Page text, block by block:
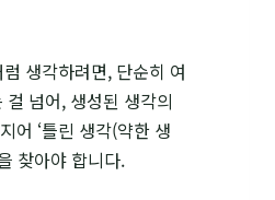
생각하려면, 단순히 여
넘어, 생성된 생각의
어 ‘틀린 생각(약한 생
찾아야 합니다.